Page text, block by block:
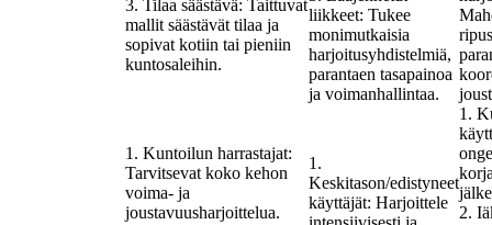
3. Tilaa säästävä: Taittuvat
mallit säästävät tilaa ja
sopivat kotiin tai pieniin
kuntosaleihin.
liikkeet: Tukee
monimutkaisia ​​
harjoitusyhdistelmiä,
parantaen tasapainoa
ja voimanhallintaa.
1. Kuntoilun harrastajat:
Tarvitsevat koko kehon
voima- ja
joustavuusharjoittelua.
1.
Keskitason/edistyneet
käyttäjät: Harjoittele
1.
2.